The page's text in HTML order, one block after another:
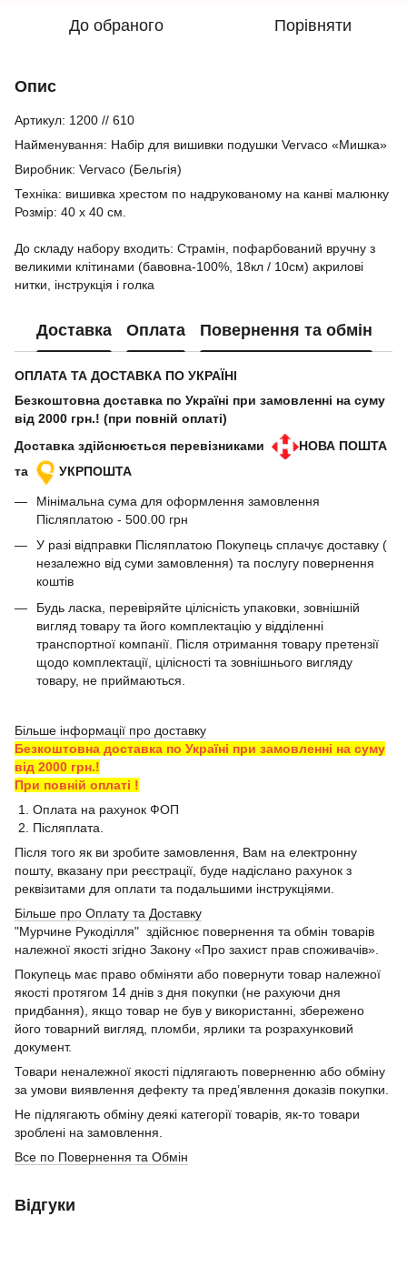
До обраного Порівняти
Опис
Артикул: 1200 // 610
Найменування: Набір для вишивки подушки Vervaco «Мишка»
Виробник: Vervaco (Бельгія)
Техніка: вишивка хрестом по надрукованому на канві малюнку
Розмір: 40 х 40 см.
До складу набору входить: Страмін, пофарбований вручну з
великими клітинами (бавовна-100%, 18кл / 10см) акрилові
нитки, інструкція і голка
Доставка Оплата Повернення та обмін
ОПЛАТА ТА ДОСТАВКА ПО УКРАЇНІ
Безкоштовна доставка по Україні при замовленні на суму
від 2000 грн.! (при повній оплаті)
Доставка здійснюється перевізниками
НОВА ПОШТА
та
УКРПОШТА
Мінімальна сума для оформлення замовлення
Післяплатою - 500.00 грн
У разі відправки Післяплатою Покупець сплачує доставку (
незалежно від суми замовлення) та послугу повернення
коштів
Будь ласка, перевіряйте цілісність упаковки, зовнішній
вигляд товару та його комплектацію у відділенні
транспортної компанії. Після отримання товару претензії
щодо комплектації, цілісності та зовнішнього вигляду
товару, не приймаються.
Більше інформації про доставку
Безкоштовна доставка по Україні при замовленні на суму
від 2000 грн.!
При повній оплаті !
1. Оплата на рахунок ФОП
2. Післяплата.
Після того як ви зробите замовлення, Вам на електронну
пошту, вказану при реєстрації, буде надіслано рахунок з
реквізитами для оплати та подальшими інструкціями.
Більше про Оплату та Доставку
"Мурчине Рукоділля" здійснює повернення та обмін товарів
належної якості згідно Закону «Про захист прав споживачів».
Покупець має право обміняти або повернути товар належної
якості протягом 14 днів з дня покупки (не рахуючи дня
придбання), якщо товар не був у використанні, збережено
його товарний вигляд, пломби, ярлики та розрахунковий
документ.
Товари неналежної якості підлягають поверненню або обміну
за умови виявлення дефекту та пред’явлення доказів покупки.
Не підлягають обміну деякі категорії товарів, як-то товари
зроблені на замовлення.
Все по Повернення та Обмін
Відгуки